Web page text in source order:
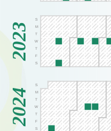
2023
S
M
T
W
T
F
S
2024
S
M
T
W
T
F
S